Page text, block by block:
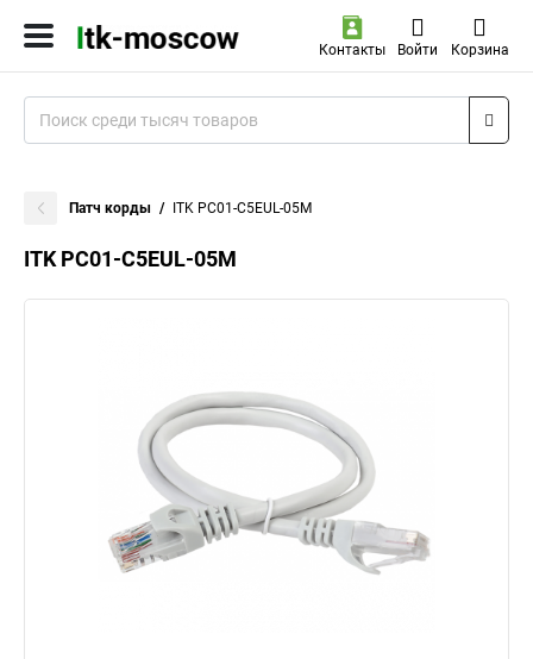
Контакты Войти Корзина
Патч корды ITK PC01-C5EUL-05M
ITK PC01-C5EUL-05M